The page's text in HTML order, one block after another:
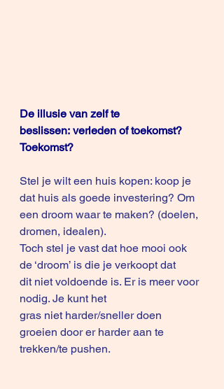
De illusie van zelf te
beslissen: verleden of toekomst?
Toekomst?
Stel je wilt een huis kopen: koop je
dat huis als goede investering? Om
een droom waar te maken? (doelen,
dromen, idealen).
Toch stel je vast dat hoe mooi ook
de ‘droom’ is die je verkoopt dat
dit niet voldoende is. Er is meer voor
nodig. Je kunt het
gras niet harder/sneller doen
groeien door er harder aan te
trekken/te pushen.